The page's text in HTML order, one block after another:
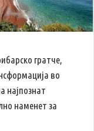
гратче,
во
најпознат
наменет за